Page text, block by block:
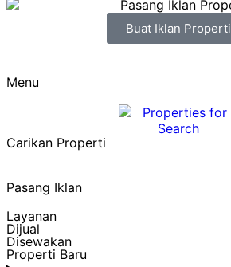
Buat Iklan Properti
Menu
Carikan Properti
Pasang Iklan
Layanan
Dijual
Disewakan
Properti Baru